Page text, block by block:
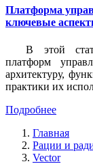
Платформа
ключевые
В этой
платформ
архитектуру,
практики их
Подробнее
Главная
Рации и
Vector